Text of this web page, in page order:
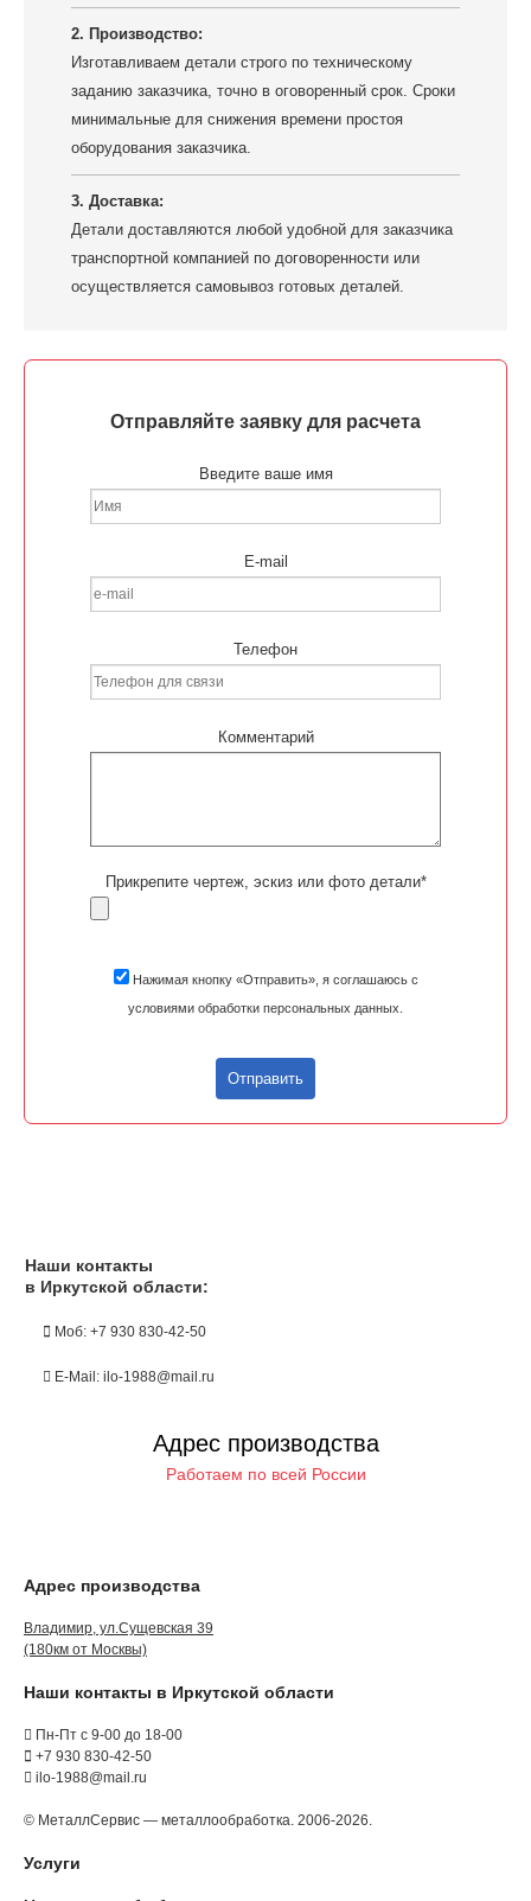
2. Производство:
Изготавливаем детали строго по техническому
заданию заказчика, точно в оговоренный срок. Сроки
минимальные для снижения времени простоя
оборудования заказчика.
3. Доставка:
Детали доставляются любой удобной для заказчика
транспортной компанией по договоренности или
осуществляется самовывоз готовых деталей.
Отправляйте заявку для расчета
Введите ваше имя
E-mail
Телефон
Комментарий
Прикрепите чертеж, эскиз или фото детали*
Нажимая кнопку «Отправить», я соглашаюсь с
условиями обработки персональных данных.
Отправить
Наши контакты
в Иркутской области:
Моб: +7 930 830-42-50
E-Mail: ilo-1988@mail.ru
Адрес производства
Работаем по всей России
Адрес производства
Владимир, ул.Сущевская 39
(180км от Москвы)
Наши контакты в Иркутской области
Пн-Пт с 9-00 до 18-00
+7 930 830-42-50
ilo-1988@mail.ru
© МеталлСервис — металлообработка. 2006-2026.
Услуги